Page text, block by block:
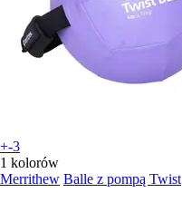
+-3
1 kolorów
Merrithew Balle z pompą Twist